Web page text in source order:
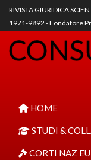
RIVISTA GIURIDICA
1971-9892 - Fondatore
HOME
STUDI &
CORTI NAZ